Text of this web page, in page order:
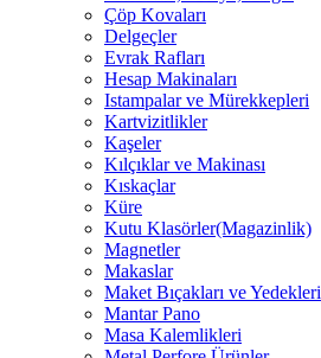
Çöp Kovaları
Delgeçler
Evrak Rafları
Hesap Makinaları
Istampalar ve Mürekkepleri
Kartvizitlikler
Kaşeler
Kılçıklar ve Makinası
Kıskaçlar
Küre
Kutu Klasörler(Magazinlik)
Magnetler
Makaslar
Maket Bıçakları ve Yedekleri
Mantar Pano
Masa Kalemlikleri